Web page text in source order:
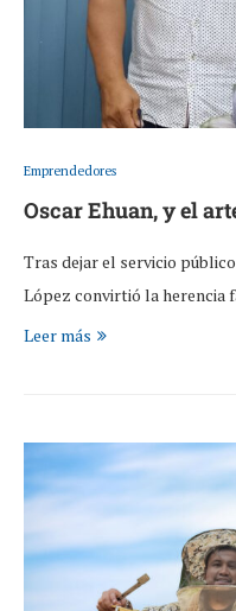
Emprendedores
Oscar Ehuan, y el
Tras dejar el servicio
López convirtió la herencia
Leer más